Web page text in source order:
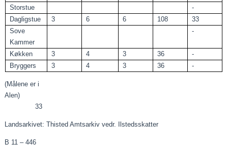
Storstue
-
Dagligstue
3 6 6 108
33
Sove
Kammer
-
Køkken 3 4 3 36
-
Bryggers
3 4 3 36 -
(Målene er i
Alen)
33
Landsarkivet: Thisted Amtsarkiv vedr. Ilstedsskatter
B 11 – 446